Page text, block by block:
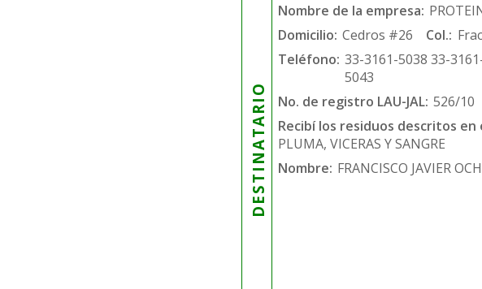
DESTINATARIO
Nombre de la empresa:
Domicilio: Cedros #26 Col.:
Teléfono: 33-3161-5038 33-
5043
No. de registro LAU-JAL: 526/10
Recibí los residuos descritos
PLUMA, VICERAS Y SANGRE
Nombre: FRANCISCO JAVIER